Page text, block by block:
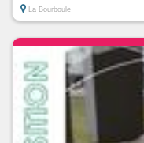
La Bourboule